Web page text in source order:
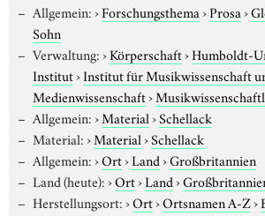
Allgemein:›Forschungsthema›Prosa›
Sohn
Verwaltung:›Körperschaft›Humboldt-
Institut›Institut für Musikwissenschaft
Medienwissenschaft›
Allgemein:›Material›Schellack
Material:›Material›Schellack
Allgemein:›Ort›Land›Großbritannien
Land (heute):›Ort›Land›
Herstellungsort:›Ort›Ortsnamen A-Z›